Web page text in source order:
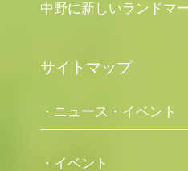
中野に新しいランドマ
サイトマップ
・ニュース・イベント
・イベント